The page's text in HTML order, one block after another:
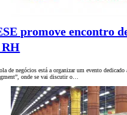
promove encontro
RH
de negócios está a organizar um evento
onde se vai discutir o…